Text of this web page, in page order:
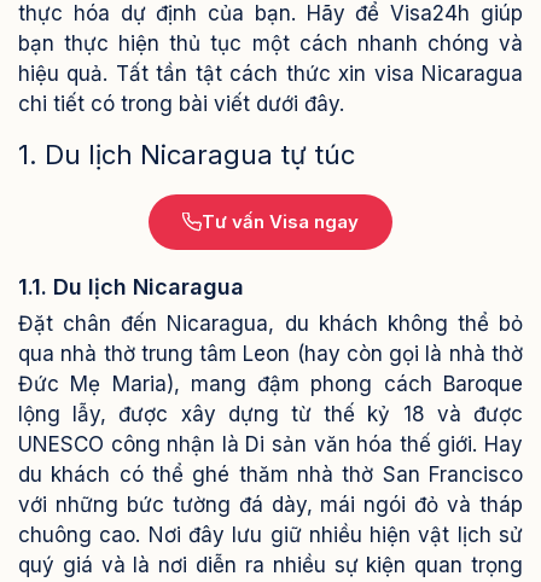
thực hóa dự định của bạn. Hãy để Visa24h giúp
bạn thực hiện thủ tục một cách nhanh chóng và
hiệu quả. Tất tần tật cách thức xin visa Nicaragua
chi tiết có trong bài viết dưới đây.
1. Du lịch Nicaragua tự túc
Tư vấn Visa ngay
1.1. Du lịch Nicaragua
Đặt chân đến Nicaragua, du khách không thể bỏ
qua nhà thờ trung tâm Leon (hay còn gọi là nhà thờ
Đức Mẹ Maria), mang đậm phong cách Baroque
lộng lẫy, được xây dựng từ thế kỷ 18 và được
UNESCO công nhận là Di sản văn hóa thế giới. Hay
du khách có thể ghé thăm nhà thờ San Francisco
với những bức tường đá dày, mái ngói đỏ và tháp
chuông cao. Nơi đây lưu giữ nhiều hiện vật lịch sử
quý giá và là nơi diễn ra nhiều sự kiện quan trọng